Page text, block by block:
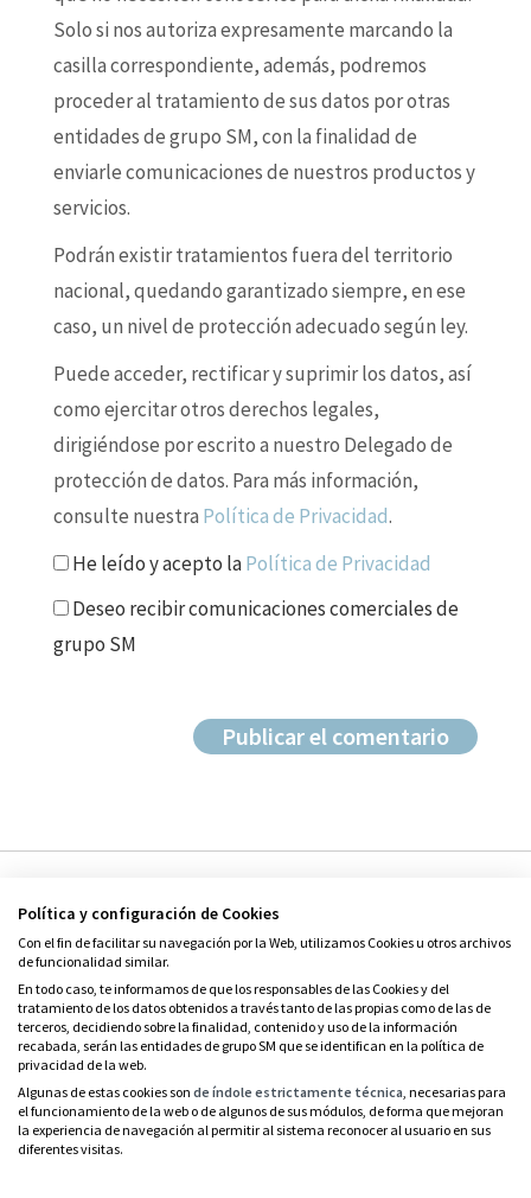
Solo si nos autoriza expresamente marcando la
casilla correspondiente, además, podremos
proceder al tratamiento de sus datos por otras
entidades de grupo SM, con la finalidad de
enviarle comunicaciones de nuestros productos y
servicios.
Podrán existir tratamientos fuera del territorio
nacional, quedando garantizado siempre, en ese
caso, un nivel de protección adecuado según ley.
Puede acceder, rectificar y suprimir los datos, así
como ejercitar otros derechos legales,
dirigiéndose por escrito a nuestro Delegado de
protección de datos. Para más información,
consulte nuestra Política de Privacidad.
He leído y acepto laPolítica de Privacidad
Deseo recibir comunicaciones comerciales de
grupo SM
© Grupo SM
Condiciones de uso
Política de privacidad
Política de cookies
Política y configuración de Cookies
Con el fin de facilitar su navegación por la Web, utilizamos Cookies u otros archivos
de funcionalidad similar.
En todo caso, te informamos de que los responsables de las Cookies y del
tratamiento de los datos obtenidos a través tanto de las propias como de las de
terceros, decidiendo sobre la finalidad, contenido y uso de la información
recabada, serán las entidades de grupo SM que se identifican en la política de
privacidad de la web.
Algunas de estas cookies son de índole estrictamente técnica, necesarias para
el funcionamiento de la web o de algunos de sus módulos, de forma que mejoran
la experiencia de navegación al permitir al sistema reconocer al usuario en sus
diferentes visitas.